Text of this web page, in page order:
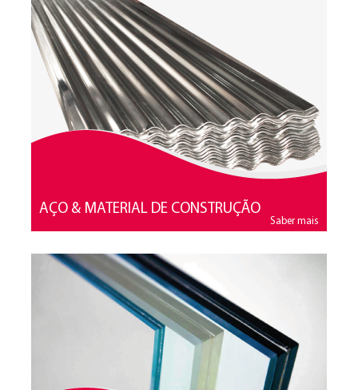
Produtos de Alumínio
Mobiliário
Manufactura
AÇO & MATERIAL DE CONSTRUÇÃO
Saber mais